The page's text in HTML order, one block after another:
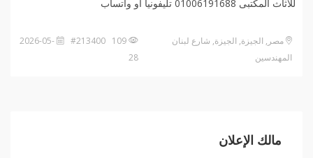
للأثاث المكتبى 01006191688 تليفونيا أو واتساب️
مصر, الجيزة, الجيزة, شارع لبنان
المهندسين
109 #213400
2026-05-
28
مالك الإعلان